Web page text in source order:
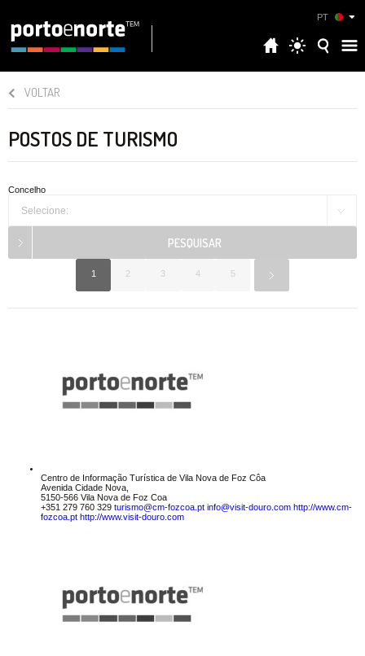
PT
VOLTAR
POSTOS DE TURISMO
Concelho
Selecione:
1 2 3 4 5
Centro de Informação Turística de Vila Nova de Foz Côa
Avenida Cidade Nova,
5150-566 Vila Nova de Foz Coa
+351 279 760 329 turismo@cm-fozcoa.pt info@visit-douro.com http://www.cm-
fozcoa.pt http://www.visit-douro.com